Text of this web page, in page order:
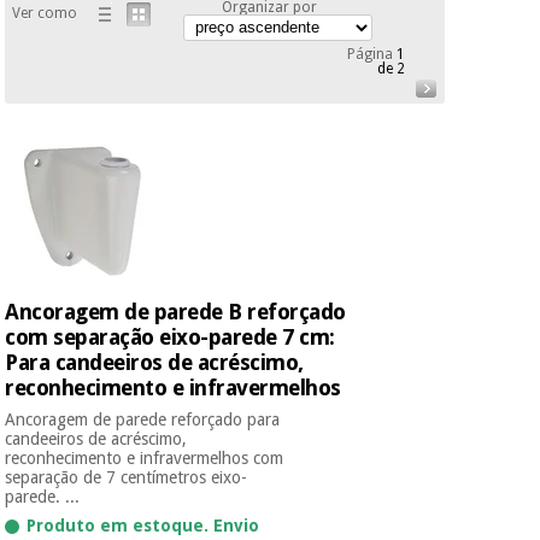
Novidades
Outlet
Tech
Academy
Fisaude
Aluguer
Mobiliário
clínico
Gabinetes
terapêuticos
Material de
proteção
essencial
para
coronavirus
Aerobic,
fitness
e
pilates
Ofertas
Outlet
Fisaude
Tech
Academy
Medicina
tradicional
chinesa
clínico
Gabinetes
terapêuticos
Material de
proteção
Ver como
Organizar por
Página 1
de 2
Ancoragem de parede B reforçado
com separação eixo-parede 7 cm:
Para candeeiros de acréscimo,
reconhecimento e infravermelhos
Ancoragem de parede reforçado para
candeeiros de acréscimo,
reconhecimento e infravermelhos com
separação de 7 centímetros eixo-
parede. ...
Produto em estoque. Envio